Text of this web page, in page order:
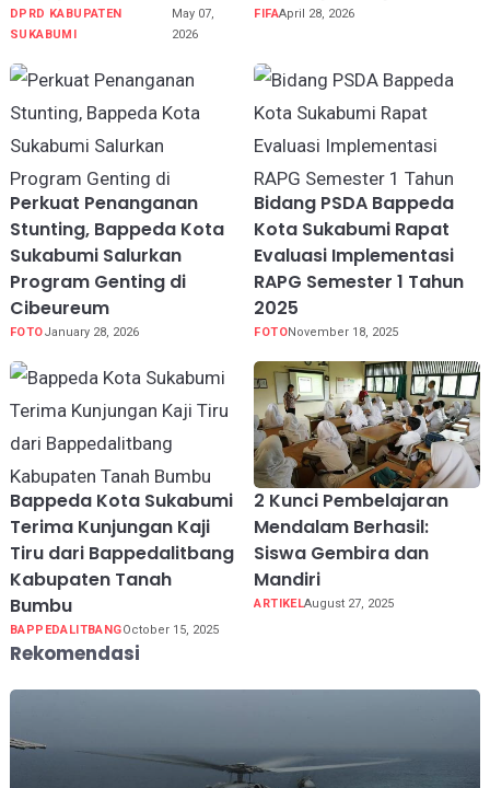
DPRD KABUPATEN
SUKABUMI
May 07,
2026
FIFAApril 28, 2026
Perkuat Penanganan
Stunting, Bappeda Kota
Sukabumi Salurkan
Program Genting di
Cibeureum
FOTOJanuary 28, 2026
Bidang PSDA Bappeda
Kota Sukabumi Rapat
Evaluasi Implementasi
RAPG Semester 1 Tahun
2025
FOTONovember 18, 2025
Bappeda Kota Sukabumi
Terima Kunjungan Kaji
Tiru dari Bappedalitbang
Kabupaten Tanah
Bumbu
BAPPEDALITBANGOctober 15, 2025
2 Kunci Pembelajaran
Mendalam Berhasil:
Siswa Gembira dan
Mandiri
ARTIKELAugust 27, 2025
Rekomendasi